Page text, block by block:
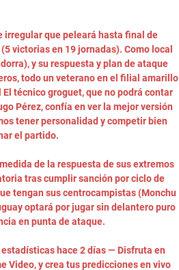
que peleará hasta final de
victorias en 19 jornadas). Como local
y su respuesta y plan de ataque
todo un veterano en el filial amarillo
técnico groguet, que no podrá contar
Pérez, confía en ver la mejor versión
tener personalidad y competir bien
el partido.
de la respuesta de sus extremos
tras cumplir sanción por ciclo de
tengan sus centrocampistas (Monchu
optará por jugar sin delantero puro
en punta de ataque.
hace 2 días — Disfruta en
Video, y crea tus predicciones en vivo